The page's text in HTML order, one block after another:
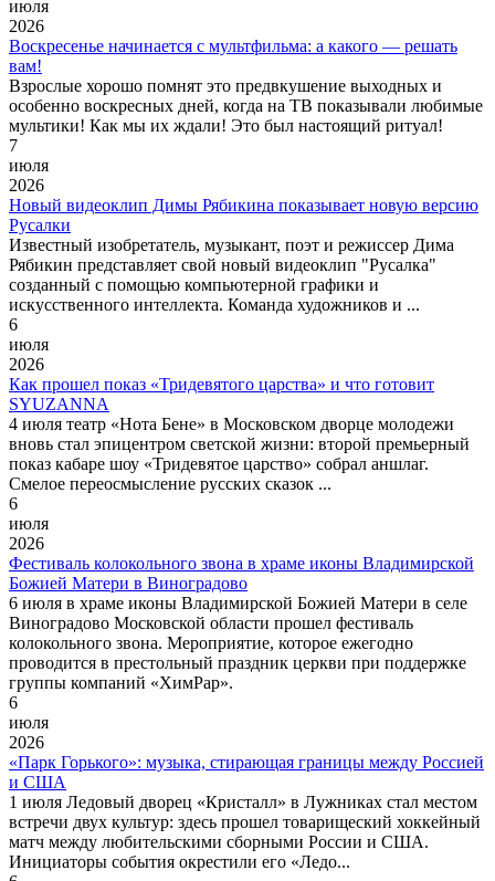
июля
2026
Воскресенье начинается с мультфильма: а какого — решать
вам!
Взрослые хорошо помнят это предвкушение выходных и
особенно воскресных дней, когда на ТВ показывали любимые
мультики! Как мы их ждали! Это был настоящий ритуал!
7
июля
2026
Новый видеоклип Димы Рябикина показывает новую версию
Русалки
Известный изобретатель, музыкант, поэт и режиссер Дима
Рябикин представляет свой новый видеоклип "Русалка"
созданный с помощью компьютерной графики и
искусственного интеллекта. Команда художников и ...
6
июля
2026
Как прошел показ «Тридевятого царства» и что готовит
SYUZANNA
4 июля театр «Нота Бене» в Московском дворце молодежи
вновь стал эпицентром светской жизни: второй премьерный
показ кабаре шоу «Тридевятое царство» собрал аншлаг.
Смелое переосмысление русских сказок ...
6
июля
2026
Фестиваль колокольного звона в храме иконы Владимирской
Божией Матери в Виноградово
6 июля в храме иконы Владимирской Божией Матери в селе
Виноградово Московской области прошел фестиваль
колокольного звона. Мероприятие, которое ежегодно
проводится в престольный праздник церкви при поддержке
группы компаний «ХимРар».
6
июля
2026
«Парк Горького»: музыка, стирающая границы между Россией
и США
1 июля Ледовый дворец «Кристалл» в Лужниках стал местом
встречи двух культур: здесь прошел товарищеский хоккейный
матч между любительскими сборными России и США.
Инициаторы события окрестили его «Ледо...